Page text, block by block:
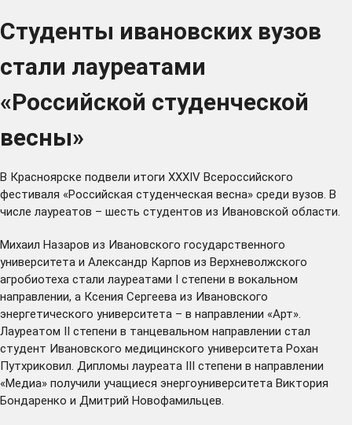
Студенты ивановских вузов
стали лауреатами
«Российской студенческой
весны»
В Красноярске подвели итоги XXXIV Всероссийского
фестиваля «Российская студенческая весна» среди вузов. В
числе лауреатов – шесть студентов из Ивановской области.
Михаил Назаров из Ивановского государственного
университета и Александр Карпов из Верхневолжского
агробиотеха стали лауреатами I степени в вокальном
направлении, а Ксения Сергеева из Ивановского
энергетического университета – в направлении «Арт».
Лауреатом II степени в танцевальном направлении стал
студент Ивановского медицинского университета Рохан
Путхриковил. Дипломы лауреата III степени в направлении
«Медиа» получили учащиеся энергоуниверситета Виктория
Бондаренко и Дмитрий Новофамильцев.